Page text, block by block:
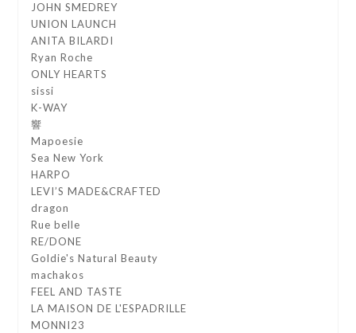
JOHN SMEDREY
UNION LAUNCH
ANITA BILARDI
Ryan Roche
ONLY HEARTS
sissi
K-WAY
響
Mapoesie
Sea New York
HARPO
LEVI’S MADE&CRAFTED
dragon
Rue belle
RE/DONE
Goldie's Natural Beauty
machakos
FEEL AND TASTE
LA MAISON DE L'ESPADRILLE
MONNI23